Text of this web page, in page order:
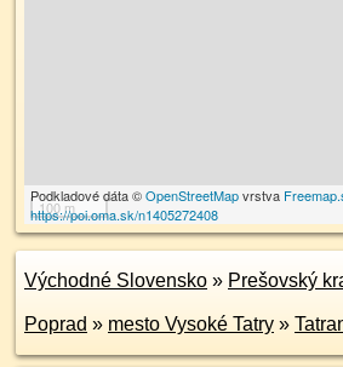
100 m
Podkladové dáta ©OpenStreetMapvrstva
https://poi.oma.sk/n1405272408
Východné Slovensko » Prešovský
Poprad » mesto Vysoké Tatry »